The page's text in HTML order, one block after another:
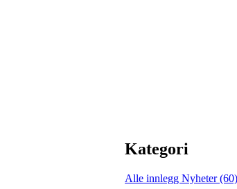
Kategori
Alle innlegg Nyheter (60)